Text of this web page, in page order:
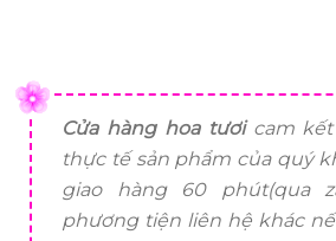
Cửa hàng hoa tươicam kết
thực tế sản phẩm của quý
giao hàng 60 phút(qua
phương tiện liên hệ khác